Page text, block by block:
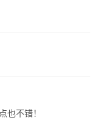
也不错！